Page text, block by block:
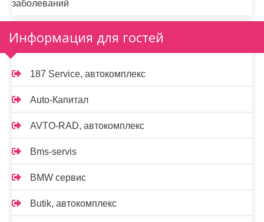
заболеваний
Информация для гостей
187 Service, автокомплекс
Auto-Капитал
AVTO-RAD, автокомплекс
Bms-servis
BMW сервис
Butik, автокомплекс